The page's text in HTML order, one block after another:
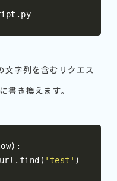
. py
字列を含むリクエス
き換えます。
):
url . find ( 'test' )